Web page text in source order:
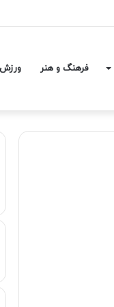
فرهنگ و هنر ورزش